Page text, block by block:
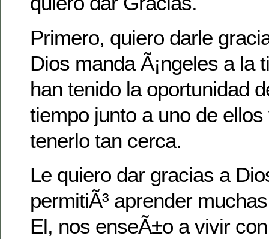
Primero, quiero darle
Dios manda Ã¡ngeles a la
han tenido la oportunidad
tiempo junto a uno de
tenerlo tan cerca.
Le quiero dar gracias a
permitiÃ³ aprender
El, nos enseÃ±o a vivir